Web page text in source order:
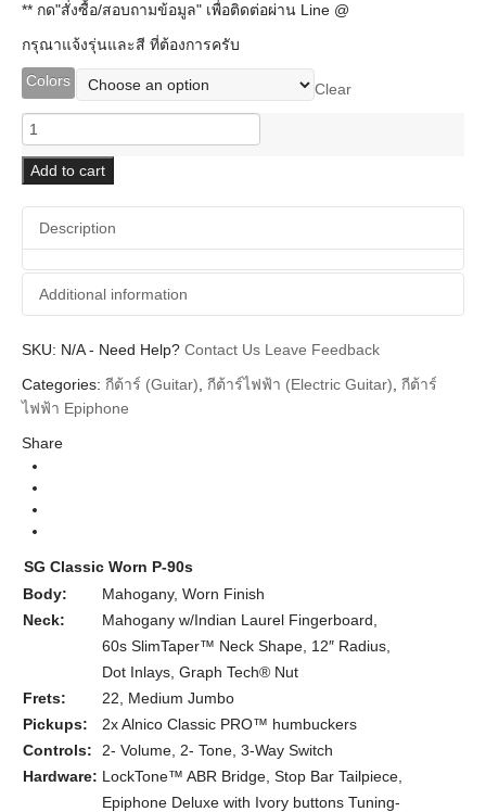
** กด"สั่งซื้อ/สอบถามข้อมูล" เพื่อติดต่อผ่าน Line @
กรุณาแจ้งรุ่นและสี ที่ต้องการครับ
Colors
Clear
Epiphone
SG
Classic
Worn
P-
90s
quantity
Add to cart
Description
Additional information
Additional information
Brands Epiphone
SKU: N/A- Need Help? Contact Us Leave Feedback
Categories: กีต้าร์ (Guitar) กีต้าร์ไฟฟ้า (Electric Guitar) กีต้าร์
ไฟฟ้า Epiphone
Share
SG Classic Worn P-90s
Body:
Mahogany, Worn Finish
Neck:
Mahogany w/Indian Laurel Fingerboard,
60s SlimTaper™ Neck Shape, 12″ Radius,
Dot Inlays, Graph Tech® Nut
Frets:
22, Medium Jumbo
Pickups:
2x Alnico Classic PRO™ humbuckers
Controls:
2- Volume, 2- Tone, 3-Way Switch
Hardware: LockTone™ ABR Bridge, Stop Bar Tailpiece,
Epiphone Deluxe with Ivory buttons Tuning-